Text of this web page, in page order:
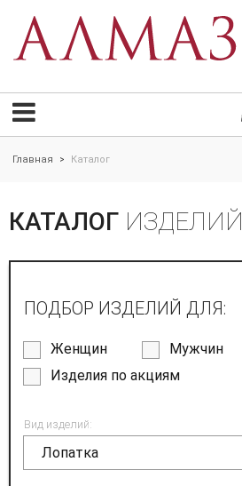
Главная > Каталог
КАТАЛОГ ИЗДЕЛИЙ
ПОДБОР ИЗДЕЛИЙ ДЛЯ:
Женщин Мужчин
Изделия по акциям
Вид изделий:
Лопатка